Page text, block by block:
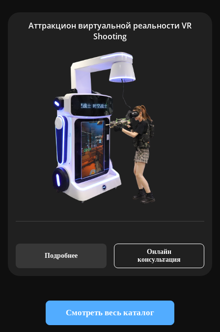
Аттракцион виртуальной реальности VR
Shooting
Подробнее
Онлайн
консультация
Смотреть весь каталог